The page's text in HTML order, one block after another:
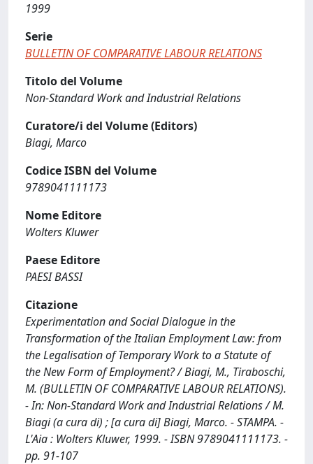
1999
Serie
BULLETIN OF COMPARATIVE LABOUR RELATIONS
Titolo del Volume
Non-Standard Work and Industrial Relations
Curatore/i del Volume (Editors)
Biagi, Marco
Codice ISBN del Volume
9789041111173
Nome Editore
Wolters Kluwer
Paese Editore
PAESI BASSI
Citazione
Experimentation and Social Dialogue in the
Transformation of the Italian Employment Law: from
the Legalisation of Temporary Work to a Statute of
the New Form of Employment? / Biagi, M., Tiraboschi,
M. (BULLETIN OF COMPARATIVE LABOUR RELATIONS).
- In: Non-Standard Work and Industrial Relations / M.
Biagi (a cura di) ; [a cura di] Biagi, Marco. - STAMPA. -
L'Aia : Wolters Kluwer, 1999. - ISBN 9789041111173. -
pp. 91-107